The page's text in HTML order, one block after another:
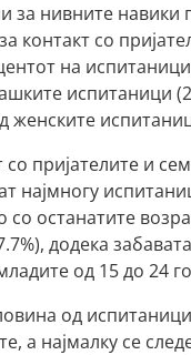
за нивните навики
контакт со
на
испитаници
женските
со пријателите и
најмногу
со останатите
додека
од 15 до 24
од
а најмалку се